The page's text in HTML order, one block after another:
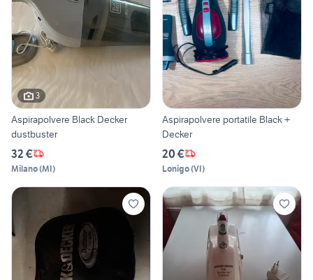
3
Aspirapolvere Black Decker
dustbuster
32 €
Milano(MI)
Aspirapolvere portatile Black +
Decker
20 €
Lonigo(VI)